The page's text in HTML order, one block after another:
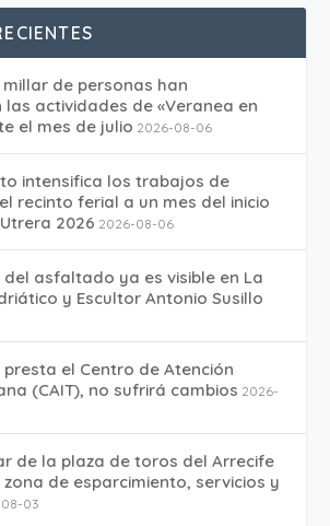
de personas han
actividades de «Veranea en
el mes de julio 2026-08-06
intensifica los trabajos de
recinto ferial a un mes del inicio
2026 2026-08-06
asfaltado ya es visible en La
y Escultor Antonio Susillo
presta el Centro de Atención
(CAIT), no sufrirá cambios 2026-
de la plaza de toros del Arrecife
de esparcimiento, servicios y
03